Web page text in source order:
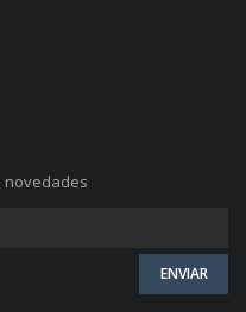
novedades